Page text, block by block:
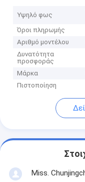
Υψηλό φως
Όροι πληρωμής
Αριθμό μοντέλου
Δυνατότητα
προσφοράς
Μάρκα
Πιστοποίηση
Miss.